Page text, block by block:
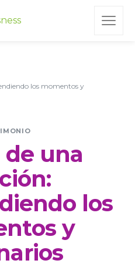
los momentos y
de una
los
y